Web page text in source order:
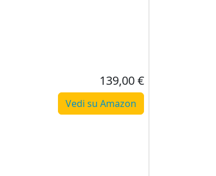
139,00 €
Vedi su Amazon